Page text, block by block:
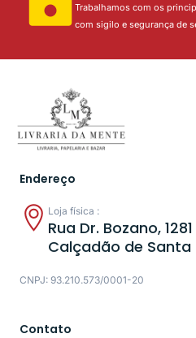
Trabalhamos com os
com sigilo e segurança de
Endereço
Loja física :
Rua Dr. Bozano, 1281
Calçadão de Santa
CNPJ: 93.210.573/0001-20
Contato